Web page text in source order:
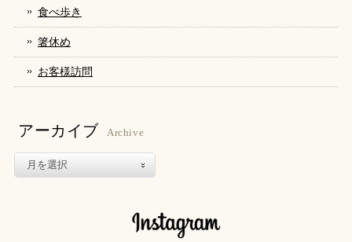
食べ歩き
箸休め
お客様訪問
アーカイブ Archive